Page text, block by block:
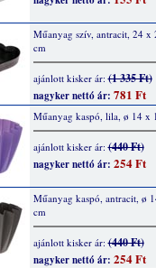
Műanyag szív, antracit, 24 x
cm
ajánlott kisker ár:(1 335 Ft)
nagyker nettó ár: 781 Ft
Műanyag kaspó, lila, ø 14 x
ajánlott kisker ár:(440 Ft)
nagyker nettó ár: 254 Ft
Műanyag kaspó, antracit, ø
cm
ajánlott kisker ár:(440 Ft)
nagyker nettó ár: 254 Ft